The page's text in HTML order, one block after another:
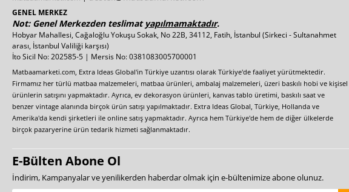
GENEL MERKEZ
Not: Genel Merkezden teslimat yapılmamaktadır.
Hobyar Mahallesi, Cağaloğlu Yokuşu Sokak, No 22B, 34112, Fatih, İstanbul (Sirkeci - Sultanahmet
arası, İstanbul Valiliği karşısı)
İto Sicil No: 202585-5 | Mersis No: 0381083005700001
Matbaamarketi.com, Extra Ideas Global'in Türkiye uzantısı olarak Türkiye'de faaliyet yürütmektedir.
Firmamız her türlü matbaa malzemeleri, matbaa ürünleri, ambalaj malzemeleri, üzeri baskılı hobi ve kişisel
ürünlerin satışını yapmaktadır. Ayrıca, ev dekorasyon ürünleri, kanvas tablo üretimi, baskılı saat ve
benzer vintage alanında birçok ürün satışı yapılmaktadır. Extra Ideas Global, Türkiye, Hollanda ve
Amerika'da kendi şirketleri ile online satış yapmaktadır. Ayrıca hem Türkiye'de hem de diğer ülkelerde
birçok pazaryerine ürün tedarik hizmeti sağlanmaktadır.
E-Bülten Abone Ol
İndirim, Kampanyalar ve yenilikerden haberdar olmak için e-bültenimize abone olunuz.